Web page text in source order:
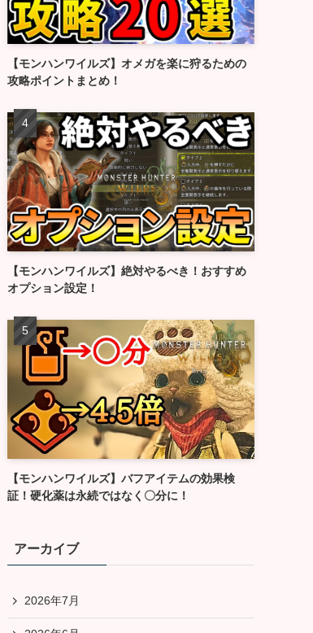
【モンハンワイルズ】オメガを楽に狩るための
攻略ポイントまとめ！
【モンハンワイルズ】絶対やるべき！おすすめ
オプション設定！
【モンハンワイルズ】バフアイテムの効果検
証！硬化薬は永続ではなく〇分に！
アーカイブ
2026年7月